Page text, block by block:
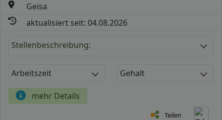
Geisa
aktualisiert seit: 04.08.2026
Stellenbeschreibung:
Arbeitszeit Gehalt
mehr Details
Teilen